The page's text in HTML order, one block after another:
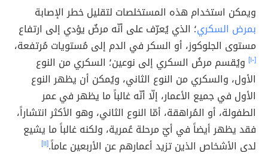
ويمكن استخدام هذه المستخلصات لتقليل خطر الإصابة
بمرض السكري؛ الذي يُعرّف على أنّه مرضٌ يؤدي إلى ارتفاع
مستوى الجلوكوز، أو السكر في الدم إلى مُستويات مُرتفعة،
[١٠]
ويُقسم مرضُ السكري إلى نوعين؛ السكري من النوع
الأول، والسكري من النوع الثاني، ويُمكن أن يظهر النوع
الأول في جميع الأعمار، إلّا أنّه غالباً ما يظهر في عمر
الطفولة، أو المُراهقة، أمّا النوع الثاني، وهو الأكثر انتشاراً،
فقد يظهر أيضاً في أيّ مرحلة عُمرية، ولكنه غالباً ما يشيع
لدى الأشخاص الذين تزيد أعمارهم عن الأربعين عاماً.[١١]